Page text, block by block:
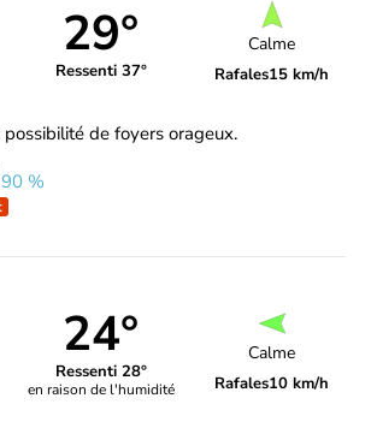
29°
Ressenti 37°
Calme
Rafales15 km/h
de foyers orageux.
90 %
24°
Ressenti 28°
en raison de l'humidité
Calme
Rafales10 km/h